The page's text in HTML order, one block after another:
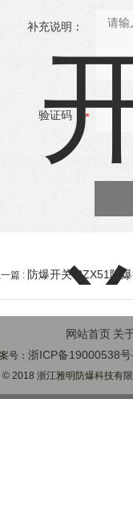
补充说明：
验证码：
篇 : 防爆开关 BZX51防
网站首页 关
号：浙ICP备19000538
© 2018 浙江雅明防爆科技有